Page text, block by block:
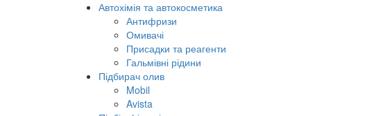
Фільтри Fleetguard
Автохімія та автокосметика
Антифризи
Омивачі
Присадки та реагенти
Гальмівні рідини
Підбирач олив
Mobil